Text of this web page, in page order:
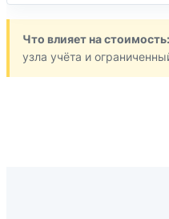
Что влияет на стоимость:
узла учёта и